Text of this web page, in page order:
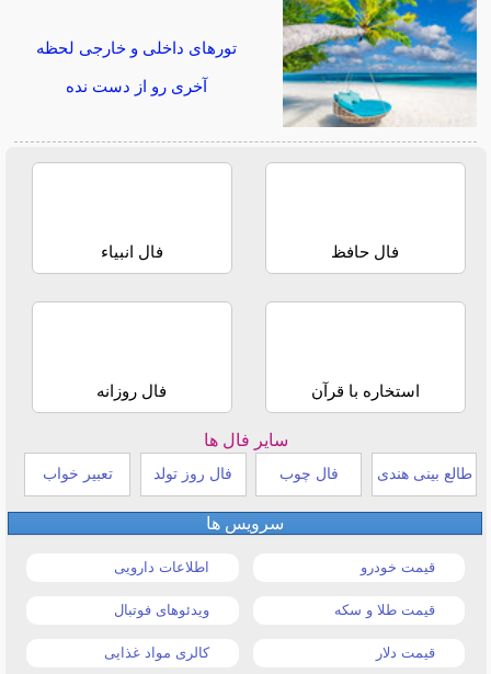
تورهای داخلی و خارجی لحظه
آخری رو از دست نده
فال حافظ فال انبیاء
استخاره با قرآن فال روزانه
سایر فال ها
طالع بینی هندی فال چوب فال روز تولد تعبیر خواب
سرویس ها
قیمت خودرو اطلاعات دارویی
قیمت طلا و سکه ویدئوهای فوتبال
قیمت دلار کالری مواد غذایی